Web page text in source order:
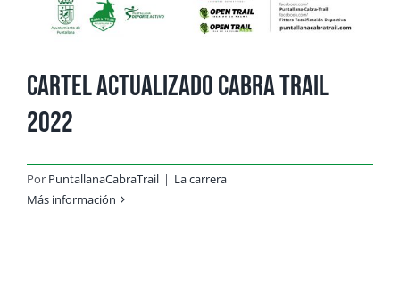
Cartel Actualizado Cabra Trail
2022
Por PuntallanaCabraTrail | La carrera
Más información